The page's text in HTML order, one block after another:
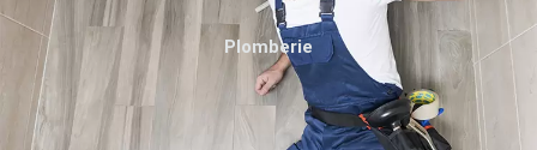
Plomberie